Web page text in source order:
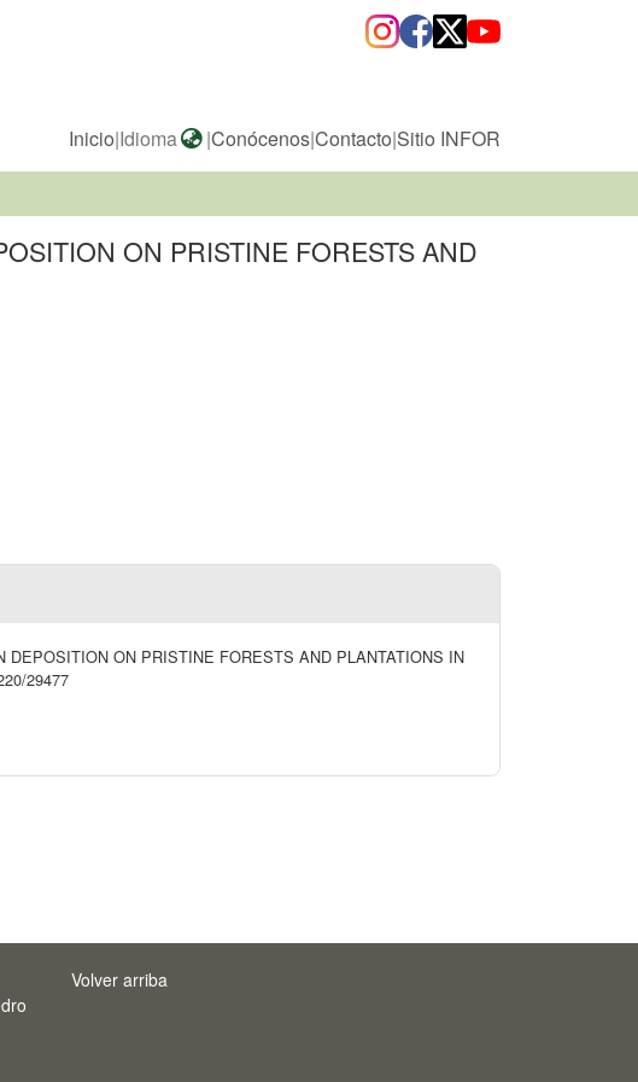
Inicio|Idioma |Conócenos|Contacto|Sitio INFOR
ON PRISTINE FORESTS AND
ON PRISTINE FORESTS AND PLANTATIONS IN
29477
Volver arriba